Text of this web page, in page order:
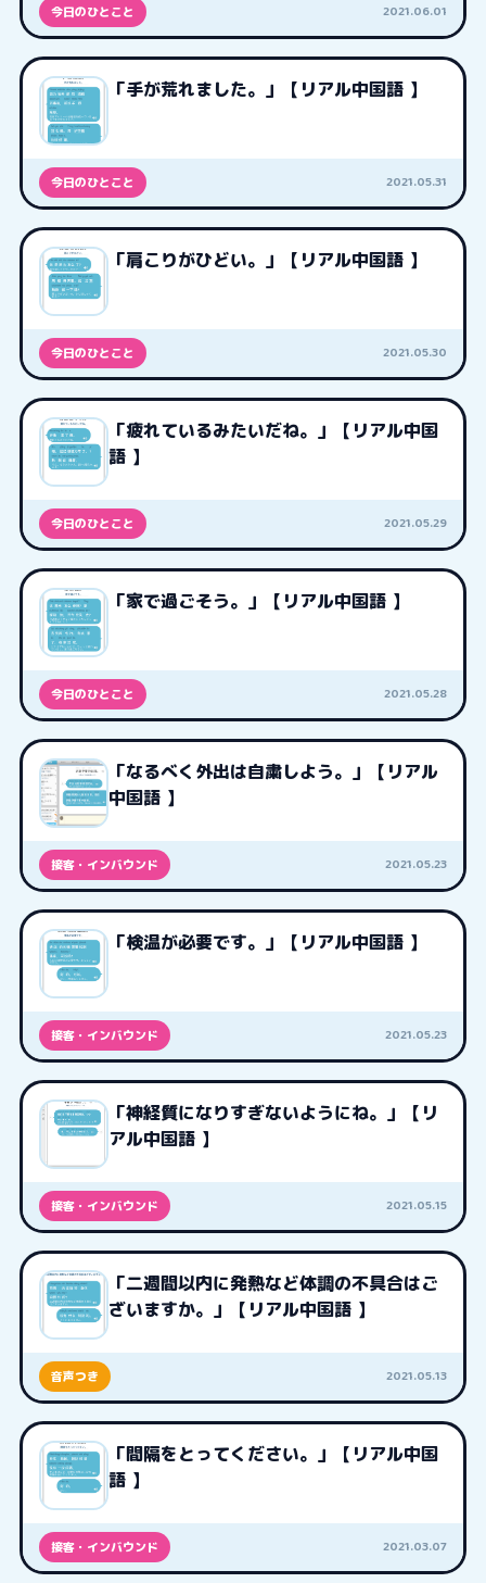
今日のひとこと 2021.06.01
「手が荒れました。」【リアル中国語 】
今日のひとこと 2021.05.31
「肩こりがひどい。」【リアル中国語 】
今日のひとこと 2021.05.30
「疲れているみたいだね。」【リアル中国
語 】
今日のひとこと 2021.05.29
「家で過ごそう。」【リアル中国語 】
今日のひとこと 2021.05.28
「なるべく外出は自粛しよう。」【リアル
中国語 】
接客・インバウンド 2021.05.23
「検温が必要です。」【リアル中国語 】
接客・インバウンド 2021.05.23
「神経質になりすぎないようにね。」【リ
アル中国語 】
接客・インバウンド 2021.05.15
「二週間以内に発熱など体調の不具合はご
ざいますか。」【リアル中国語 】
音声つき 2021.05.13
「間隔をとってください。」【リアル中国
語 】
接客・インバウンド 2021.03.07